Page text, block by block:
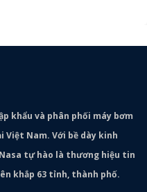
khẩu và phân phối máy bơm
Việt Nam. Với bề dày kinh
tự hào là thương hiệu tin
khắp 63 tỉnh, thành phố.